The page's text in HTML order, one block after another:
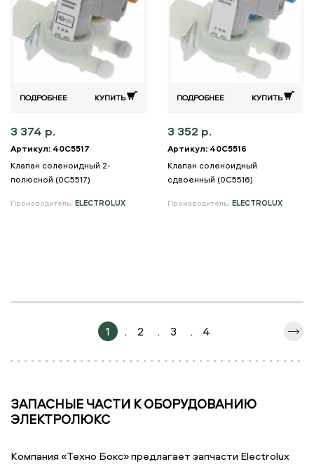
ПОДРОБНЕЕ КУПИТЬ
3 374 р.
Артикул: 40C5517
Клапан соленоидный 2-
полюсной (0C5517)
Производитель: ELECTROLUX
ПОДРОБНЕЕ КУПИТЬ
3 352 р.
Артикул: 40C5516
Клапан соленоидный
сдвоенный (0C5516)
Производитель: ELECTROLUX
1 . 2 . 3 . 4
ЗАПАСНЫЕ ЧАСТИ К ОБОРУДОВАНИЮ
ЭЛЕКТРОЛЮКС
Компания «Техно Бокс» предлагает запчасти Electrolux